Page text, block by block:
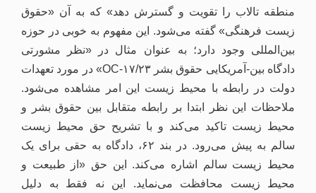
منطقه تالاب را تقویت و گسترش دهد» که به آن «حقوق
زیست فرهنگی» گفته می‌شود. این مفهوم به خوبی در حوزه
بین‌المللی وجود دارد؛ به عنوان مثال در «نظر مشورتی
دادگاه بین-آمریکایی حقوق بشر OC-۱۷/۲۳» در مورد تعهدات
دولت در رابطه با محیط زیست این امر مشاهده می‌شود.
ملاحظات این نظر ابتدا بر رابطه متقابل بین حقوق بشر و
محیط زیست تاکید می‌کند و با تشریح حق محیط زیست
سالم به پیش می‌رود. در بند ۶۲، دادگاه به حقی برای یک
محیط زیست سالم اشاره می‌کند. این حق «از طبیعت و
محیط زیست محافظت می‌نماید. این نه فقط به دلیل